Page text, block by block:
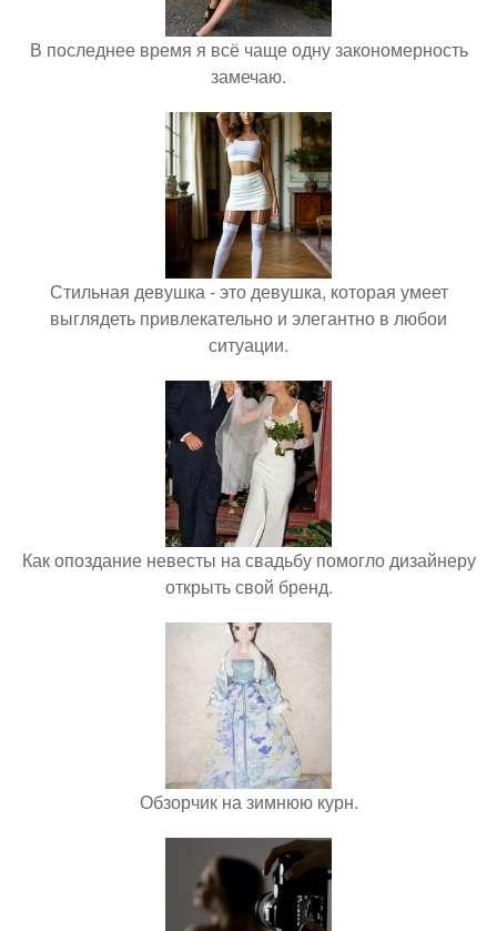
В последнее время я всё чаще одну закономерность
замечаю.
Стильная девушка - это девушка, которая умеет
выглядеть привлекательно и элегантно в любои
ситуации.
Как опоздание невесты на свадьбу помогло дизайнеру
открыть свой бренд.
Обзорчик на зимнюю курн.